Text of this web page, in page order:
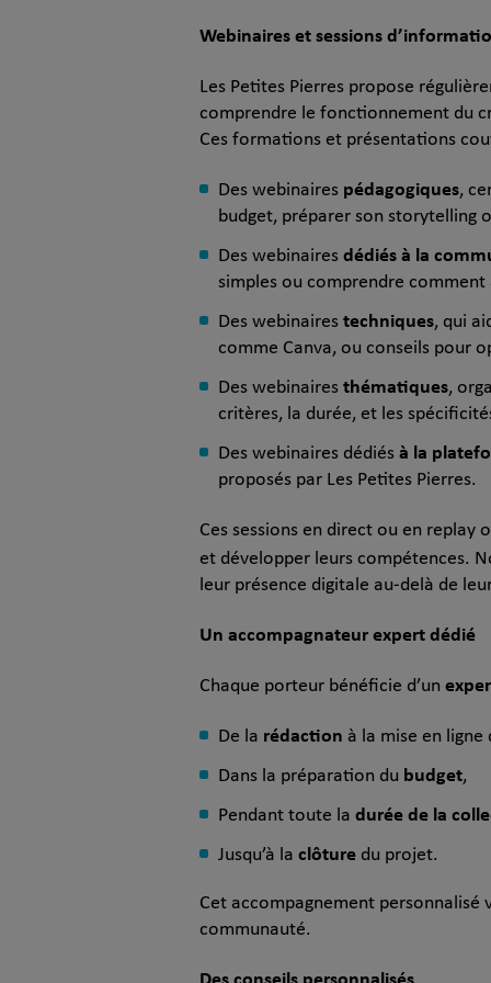
Webinaires et sessions
Les Petites Pierres propose
comprendre le fonctionnement du
Ces formations et présentations
Des webinaires pédagogiques,
budget, préparer son storytelling
Des webinaires dédiés à la
simples ou comprendre comment
Des webinaires techniques, qui
comme Canva, ou conseils pour
Des webinaires thématiques,
critères, la durée, et les
Des webinaires dédiés à la
proposés par Les Petites Pierres.
Ces sessions en direct ou en replay
et développer leurs compétences.
leur présence digitale au-delà de
Un accompagnateur expert dédié
Chaque porteur bénéficie d’un
De la rédaction à la mise en ligne
Dans la préparation du budget,
Pendant toute la durée de la
Jusqu’à la clôture du projet.
Cet accompagnement
communauté.